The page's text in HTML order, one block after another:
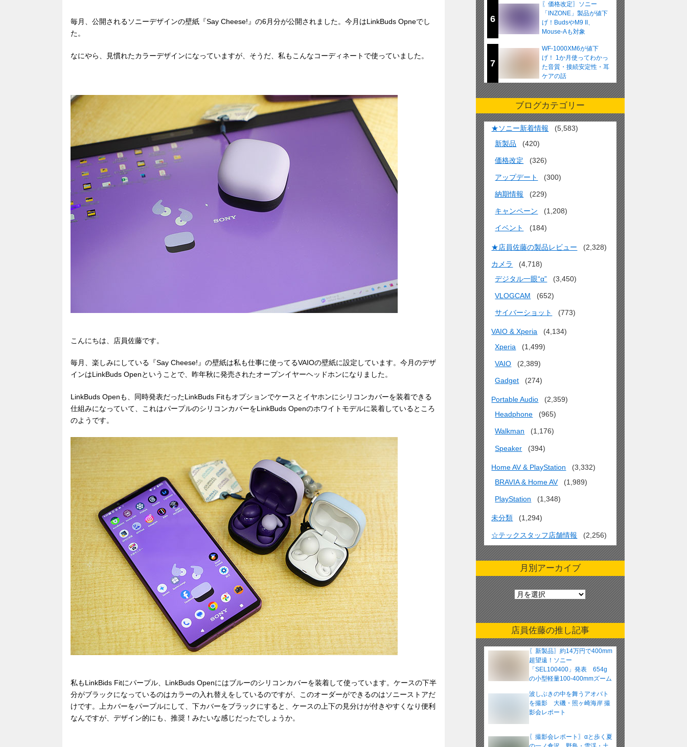
毎月、公開されるソニーデザインの壁紙『Say Cheese!』の6月分が公開されました。今月はLinkBuds Opneでし
た。
なにやら、見慣れたカラーデザインになっていますが、そうだ、私もこんなコーディネートで使っていました。
こんにちは、店員佐藤です。
毎月、楽しみにしている『Say Cheese!』の壁紙は私も仕事に使ってるVAIOの壁紙に設定しています。今月のデザ
インはLinkBuds Openということで、昨年秋に発売されたオープンイヤーヘッドホンになりました。
LinkBuds Openも、同時発表だったLinkBuds Fitもオプションでケースとイヤホンにシリコンカバーを装着できる
仕組みになっていて、これはパープルのシリコンカバーをLinkBuds Openのホワイトモデルに装着しているところ
のようです。
私もLinkBids Fitにパープル、LinkBuds Openにはブルーのシリコンカバーを装着して使っています。ケースの下半
分がブラックになっているのはカラーの入れ替えをしているのですが、このオーダーができるのはソニーストアだ
けです。上カバーをパープルにして、下カバーをブラックにすると、ケースの上下の見分けが付きやすくなり便利
なんですが、デザイン的にも、推奨！みたいな感じだったでしょうか。
6
〖価格改定〗ソニー
「INZONE」製品が値下
げ！BudsやM9 II、
Mouse-Aも対象
7
WF-1000XM6が値下
げ！ 1か月使ってわかっ
た音質・接続安定性・耳
ケアの話
ブログカテゴリー
★ソニー新着情報
(5,583)
新製品
(420)
価格改定 (326)
アップデート (300)
納期情報 (229)
キャンペーン (1,208)
イベント (184)
★店員佐藤の製品レビュー (2,328)
カメラ
(4,718)
デジタル一眼“α”
(3,450)
VLOGCAM (652)
サイバーショット (773)
VAIO & Xperia
(4,134)
Xperia
(1,499)
VAIO (2,389)
Gadget (274)
Portable Audio
(2,359)
Headphone
(965)
Walkman (1,176)
Speaker (394)
Home AV & PlayStation
(3,332)
BRAVIA & Home AV
(1,989)
PlayStation (1,348)
未分類 (1,294)
☆テックスタッフ店舗情報 (2,256)
月別アーカイブ
月
別
ア
ー
カ
イ
店員佐藤の推し記事
〖新製品〗約14万円で400mm
超望遠！ソニー
「SEL100400」発表 654g
の小型軽量100-400mmズーム
波しぶきの中を舞うアオバト
を撮影 大磯・照ヶ崎海岸 撮
影会レポート
〖撮影会レポート〗αと歩く夏